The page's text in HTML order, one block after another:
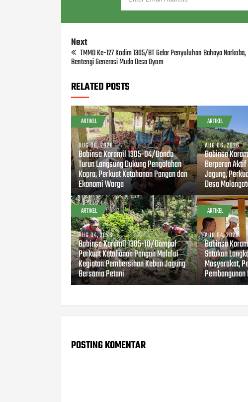
Next
TMMD Ke-127 Kodim 1305/BT Gelar Penyuluhan Bahaya Narkoba,
Bentengi Generasi Muda Desa Oyom
RELATED POSTS
ARTIKEL
AUG 06, 2026
Babinsa Koramil 1305-04/Dondo
Turun Langsung Dukung Pengolahan
Kopra, Perkuat Ketahanan Pangan dan
Ekonomi Warga
ARTIKEL
AUG 06, 2026
Babinsa
Berperan
Jagung,
Desa
ARTIKEL
AUG 04, 2026
Babinsa Koramil 1305-10/Dampal
Perkuat Ketahanan Pangan Melalui
Kegiatan Pembersihan Kebun Jagung
Bersama Petani
ARTIKEL
AUG 04, 2026
Babinsa
Satukan
Masyarakat,
POSTING KOMENTAR